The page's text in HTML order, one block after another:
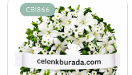
CB1866